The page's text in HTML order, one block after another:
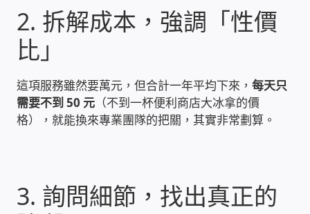
家庭水電修繕
電腦維修銷售
電腦維護合約
捷元電腦 NUC迷你電腦 伺服器
2. 拆解成本，強調「性價
比」
這項服務雖然要萬元，但合計一年平均下來，每天只
需要不到 50 元 （不到一杯便利商店大冰拿的價
格），就能換來專業團隊的把關，其實非常劃算。
3. 詢問細節，找出真正的